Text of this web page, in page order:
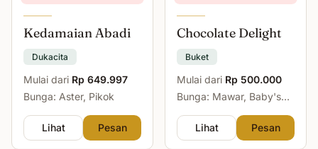
Kedamaian Abadi
Dukacita
Mulai dari Rp 649.997
Bunga: Aster, Pikok
Lihat Pesan
Chocolate Delight
Buket
Mulai dari Rp 500.000
Bunga: Mawar, Baby's
Lihat
Pesan